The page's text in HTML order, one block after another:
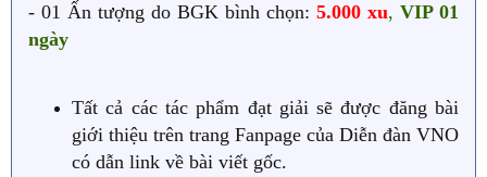
- 01 Ấn tượng do BGK bình chọn: 5.000 xu, VIP 01
ngày
Tất cả các tác phẩm đạt giải sẽ được đăng bài
giới thiệu trên trang Fanpage của Diễn đàn VNO
có dẫn link về bài viết gốc.